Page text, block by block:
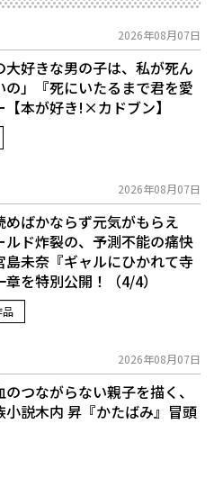
2026年08月07日
大好きな男の子は、私が死ん
」――『死にいたるまで君を愛
【本が好き!×カドブン】
2026年08月07日
めばかならず元気がもらえ
ド炸裂の、予測不能の痛快
未奈『ギャルにひかれて寺
を特別公開！（4/4）
品
2026年08月07日
のつながらない親子を描く、
説――木内 昇『かたばみ』冒頭